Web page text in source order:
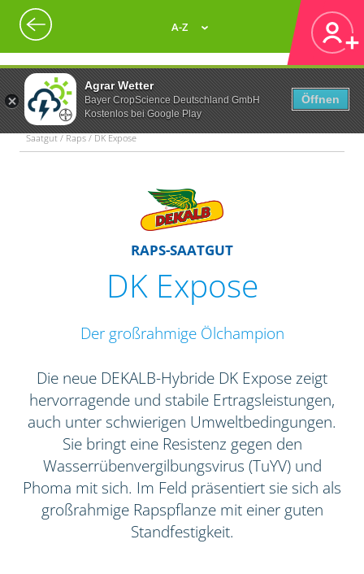
Agrar Wetter
Bayer CropScience Deutschland GmbH
Kostenlos bei Google Play
Öffnen
A-Z
Saatgut / Raps / DK Expose
RAPS-SAATGUT
DK Expose
Der großrahmige Ölchampion
Die neue DEKALB-Hybride DK Expose zeigt
hervorragende und stabile Ertragsleistungen,
auch unter schwierigen Umweltbedingungen.
Sie bringt eine Resistenz gegen den
Wasserrübenvergilbungsvirus (TuYV) und
Phoma mit sich. Im Feld präsentiert sie sich als
großrahmige Rapspflanze mit einer guten
Standfestigkeit.